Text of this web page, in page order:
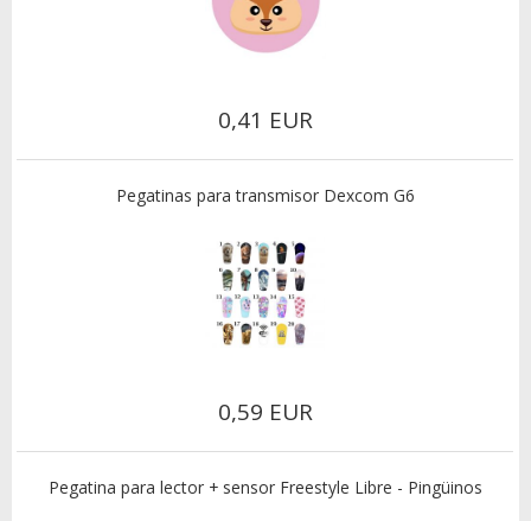
0,41 EUR
Pegatinas para transmisor Dexcom G6
0,59 EUR
Pegatina para lector + sensor Freestyle Libre - Pingüinos